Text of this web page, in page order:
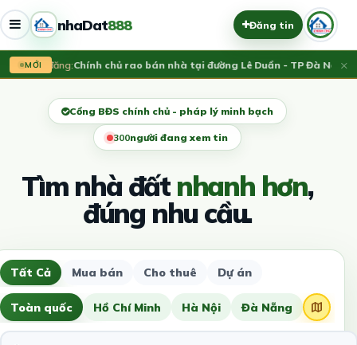
nhaDat888 Đăng tin
MỚI
Vừa đăng:Chính chủ rao bán nhà tại đường Lê Duẩn - TP Đà Nẵng;×
Cổng BĐS chính chủ - pháp lý minh bạch
302người đang xem tin
Tìm nhà đấtnhanh hơn,
đúng nhu cầu.
Tất Cả Mua bán Cho thuê Dự án
Toàn quốc Hồ Chí Minh Hà Nội Đà Nẵng